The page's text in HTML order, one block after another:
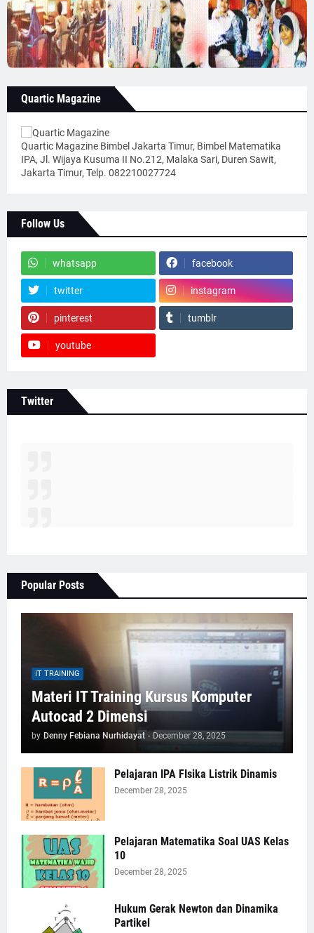
Quartic Magazine
Quartic Magazine Bimbel Jakarta Timur, Bimbel Matematika
IPA, Jl. Wijaya Kusuma II No.212, Malaka Sari, Duren Sawit,
Jakarta Timur, Telp. 082210027724
Follow Us
whatsapp facebook
twitter instagram
pinterest tumblr
youtube
Twitter
Popular Posts
IT TRAINING
Materi IT Training Kursus Komputer
Autocad 2 Dimensi
by Denny Febiana Nurhidayat - December 28, 2025
Pelajaran IPA FIsika Listrik Dinamis
December 28, 2025
Pelajaran Matematika Soal UAS Kelas
10
December 28, 2025
Hukum Gerak Newton dan Dinamika
Partikel